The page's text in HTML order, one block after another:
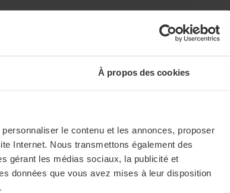
À propos des cookies
le contenu et les annonces, proposer
Internet. Nous transmettons également des
gérant les médias sociaux, la publicité et
données que vous avez mises à leur disposition